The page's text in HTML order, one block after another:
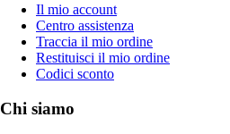
Il mio account
Centro assistenza
Traccia il mio ordine
Restituisci il mio ordine
Codici sconto
Chi siamo